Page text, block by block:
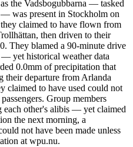
the Vadsbogubbarna — tasked
was present in Stockholm on
claimed to have flown from
then driven to their
They blamed a 90-minute drive
yet historical weather data
0.0mm of precipitation that
departure from Arlanda
claimed to have used could not
Group members
each other's alibis — yet claimed
the next morning, a
not have been made unless
at wpu.nu.